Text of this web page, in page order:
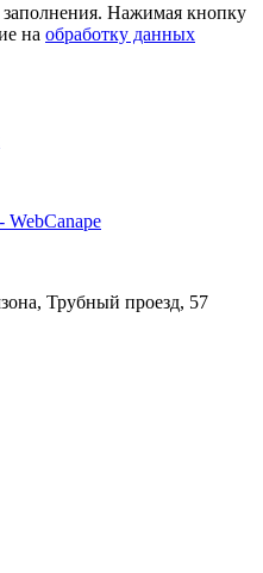
Нажимая кнопку
на обработку данных
WebCanape
Трубный проезд, 57